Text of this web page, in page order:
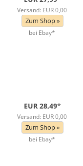
Versand: EUR 0,00
Zum Shop »
bei Ebay*
EUR 28,49*
Versand: EUR 0,00
Zum Shop »
bei Ebay*